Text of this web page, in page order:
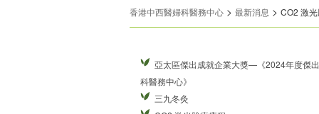
香港中西醫婦科醫務中心 > 最新消息 > CO2 激
亞太區傑出成就企業大獎—《2024年度傑
科醫務中心》
三九冬灸